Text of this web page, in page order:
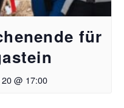
für
@ 17:00